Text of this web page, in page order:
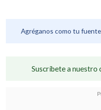
Agréganos como tu
Suscríbete a nuestro